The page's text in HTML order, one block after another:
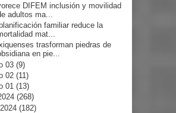
DIFEM inclusión y movilidad
adultos ma...
familiar reduce la
mat...
trasforman piedras de
en pie...
03(9)
02(11)
01(13)
(268)
(182)